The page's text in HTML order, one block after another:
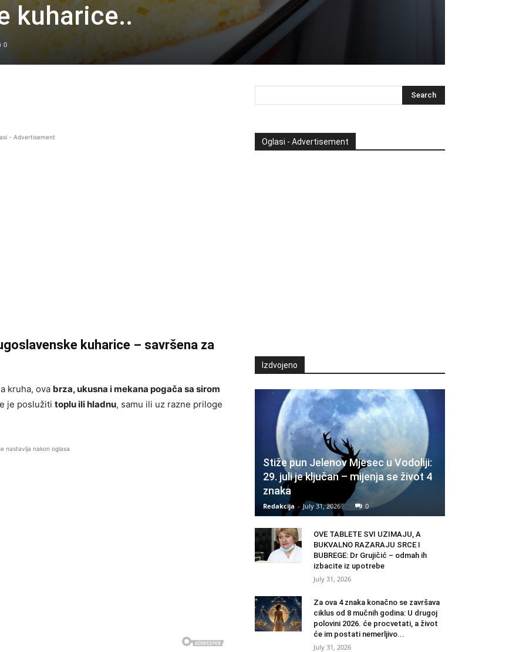
kuharice..
0
- Advertisement
kuharice – savršena za
kruha, ova brza, ukusna i mekana pogača sa sirom
je poslužiti toplu ili hladnu, samu ili uz razne priloge
nastavlja nakon oglasa
Oglasi - Advertisement
Izdvojeno
Stiže pun Jelenov Mjesec u Vodoliji:
29. juli je ključan – mijenja se život 4
znaka
Redakcija - July 31, 2026 0
OVE TABLETE SVI UZIMAJU, A
BUKVALNO RAZARAJU SRCE I
BUBREGE: Dr Grujičić – odmah ih
izbacite iz upotrebe
July 31, 2026
Za ova 4 znaka konačno se završava
ciklus od 8 mučnih godina: U drugoj
polovini 2026. će procvetati, a život
će im postati nemerljivo...
July 31, 2026